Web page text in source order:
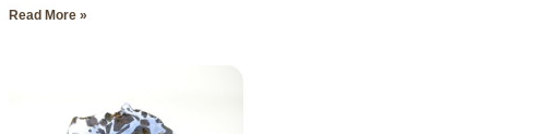
Read More »